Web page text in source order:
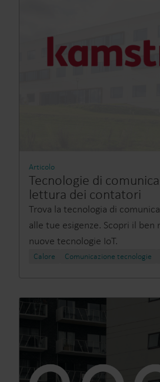
Articolo
Tecnologie di
lettura dei contatori
Trova la tecnologia di
alle tue esigenze. Scopri il ben
nuove tecnologie IoT.
Calore Comunicazione tecnologie